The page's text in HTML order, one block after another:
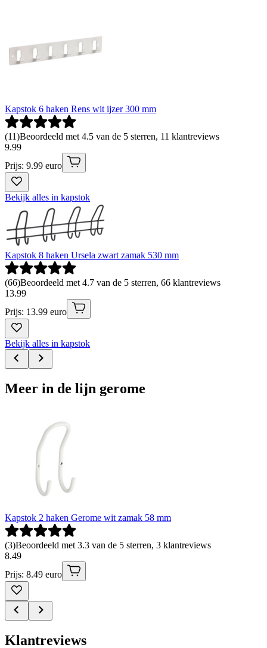
Kapstok 6 haken Rens wit ijzer 300 mm
(11)Beoordeeld met 4.5 van de 5 sterren, 11 klantreviews
9.99
Prijs: 9.99 euro
Bekijk alles in kapstok
Kapstok 8 haken Ursela zwart zamak 530 mm
(66)Beoordeeld met 4.7 van de 5 sterren, 66 klantreviews
13.99
Prijs: 13.99 euro
Bekijk alles in kapstok
Meer in de lijn gerome
Kapstok 2 haken Gerome wit zamak 58 mm
(3)Beoordeeld met 3.3 van de 5 sterren, 3 klantreviews
8.49
Prijs: 8.49 euro
Klantreviews